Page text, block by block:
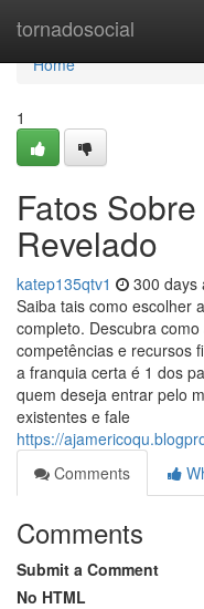
tornadosocial
Home
Home
1
Fatos
Revelado
katep135qtv1 300 days
Saiba tais como escolher
completo. Descubra
competências e recursos
a franquia certa é 1 dos
quem deseja entrar pelo
existentes e fale
https://
Comments
Comments
Submit a Comment
No HTML